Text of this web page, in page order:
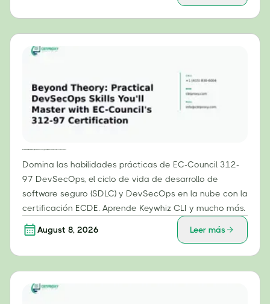
Domina las habilidades prácticas de EC-Council 312-
97 DevSecOps, el ciclo de vida de desarrollo de
software seguro (SDLC) y DevSecOps en la nube con la
certificación ECDE. Aprende Keywhiz CLI y mucho más.
August 8, 2026 Leer más